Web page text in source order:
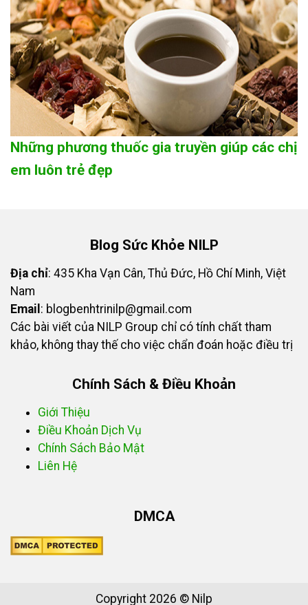
Những phương thuốc gia truyền giúp các chị
em luôn trẻ đẹp
Blog Sức Khỏe NILP
Địa chỉ: 435 Kha Vạn Cân, Thủ Đức, Hồ Chí Minh, Việt
Nam
Email : blogbenhtrinilp@gmail.com
Các bài viết của NILP Group chỉ có tính chất tham
khảo, không thay thế cho việc chẩn đoán hoặc điều trị
Chính Sách & Điều Khoản
Giới Thiệu
Điều Khoản Dịch Vụ
Chính Sách Bảo Mật
Liên Hệ
DMCA
Copyright 2026 © Nilp